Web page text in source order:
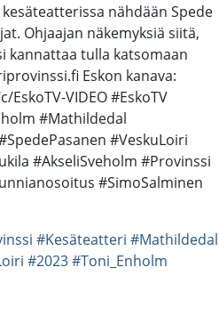
nähdään Spede
Ohjaajan näkemyksiä siitä,
kannattaa tulla katsomaan
Eskon kanava:
VIDEO #EskoTV
#Mathildedal
#VeskuLoiri
#AkseliSveholm #Provinssi
#SimoSalminen
#Kesäteatteri #Mathildedal
#2023#Toni_Enholm